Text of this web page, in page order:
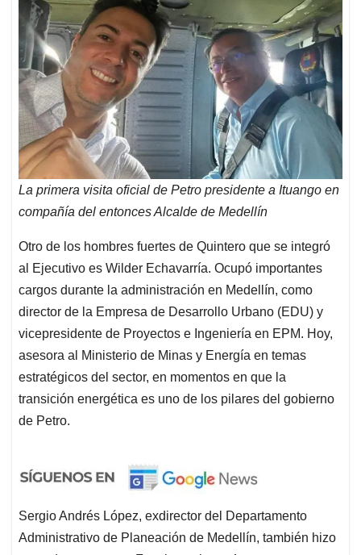
La primera visita oficial de Petro presidente a Ituango en
compañía del entonces Alcalde de Medellín
Otro de los hombres fuertes de Quintero que se integró
al Ejecutivo es Wilder Echavarría. Ocupó importantes
cargos durante la administración en Medellín, como
director de la Empresa de Desarrollo Urbano (EDU) y
vicepresidente de Proyectos e Ingeniería en EPM. Hoy,
asesora al Ministerio de Minas y Energía en temas
estratégicos del sector, en momentos en que la
transición energética es uno de los pilares del gobierno
de Petro.
Sergio Andrés López, exdirector del Departamento
Administrativo de Planeación de Medellín, también hizo